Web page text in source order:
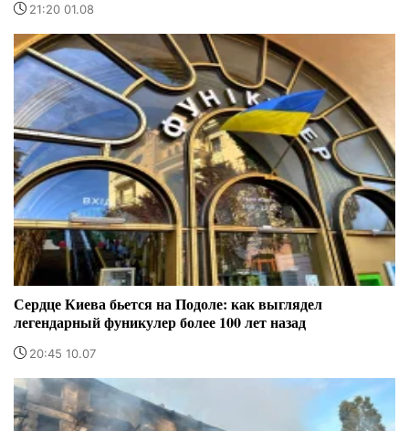
21:20 01.08
Сердце Киева бьется на Подоле: как выглядел
легендарный фуникулер более 100 лет назад
20:45 10.07